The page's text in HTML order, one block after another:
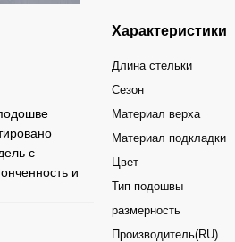
с
и
Характеристики
Длина стельки
Сезон
Материал верха
Материал подкладки
Цвет
Тип подошвы
размерность
Производитель(RU)